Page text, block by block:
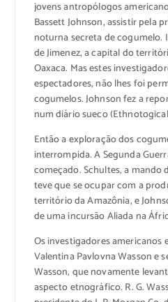
jovens antropólogos
Bassett Johnson, assistir pela
noturna secreta de cogumelo.
de Jimenez, a capital do
Oaxaca. Mas estes
espectadores, não lhes foi
cogumelos. Johnson fez a
num diário sueco (Ethnotogical
Então a exploração dos
interrompida. A Segunda
começado. Schultes, a mando
teve que se ocupar com a
território da Amazônia, e
de uma incursão Aliada na
Os investigadores americanos
Valentina Pavlovna Wasson e
Wasson, que novamente
aspecto etnográfico. R. G.